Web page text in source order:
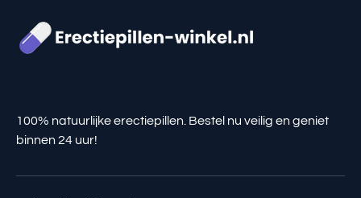
100% natuurlijke erectiepillen. Bestel nu veilig en geniet
binnen 24 uur!